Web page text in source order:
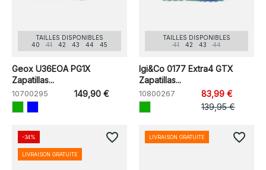
TAILLES DISPONIBLES
40
41 42 43 44 45
Geox U36EOA PG1X
Zapatillas...
10700295 149,90 €
TAILLES DISPONIBLES
41
42 43 44
Igi&Co 0177 Extra4 GTX
Zapatillas...
10800267
83,99 €
139,95 €
-34%
LIVRAISON GRATUITE
favorite_border LIVRAISON GRATUITE favorite_border